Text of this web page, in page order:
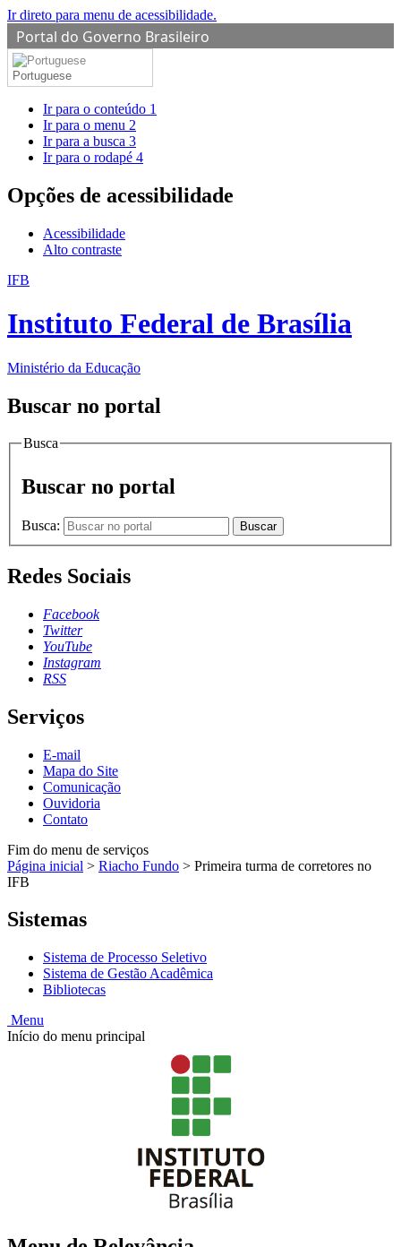
Ir direto para menu de acessibilidade.
Portal do Governo Brasileiro
Portuguese
Ir para o conteúdo 1
Ir para o menu 2
Ir para a busca 3
Ir para o rodapé 4
Opções de acessibilidade
Acessibilidade
Alto contraste
IFB
Instituto Federal de Brasília
Ministério da Educação
Buscar no portal
Busca
Buscar no portal
Busca: Buscar
Redes Sociais
Facebook
Twitter
YouTube
Instagram
RSS
Serviços
E-mail
Mapa do Site
Comunicação
Ouvidoria
Contato
Fim do menu de serviços
Página inicial > Riacho Fundo > Primeira turma de corretores no
IFB
Sistemas
Sistema de Processo Seletivo
Sistema de Gestão Acadêmica
Bibliotecas
Menu
Início do menu principal